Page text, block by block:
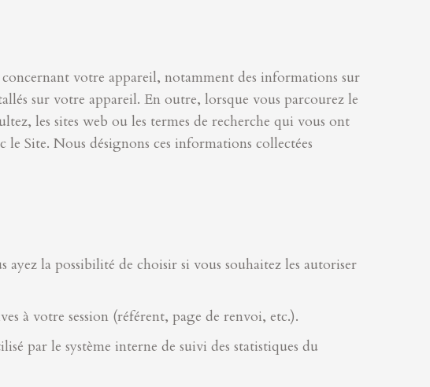
votre appareil, notamment des informations sur
sur votre appareil. En outre, lorsque vous parcourez le
les sites web ou les termes de recherche qui vous ont
Site. Nous désignons ces informations collectées
la possibilité de choisir si vous souhaitez les autoriser
à votre session (référent, page de renvoi, etc.).
par le système interne de suivi des statistiques du